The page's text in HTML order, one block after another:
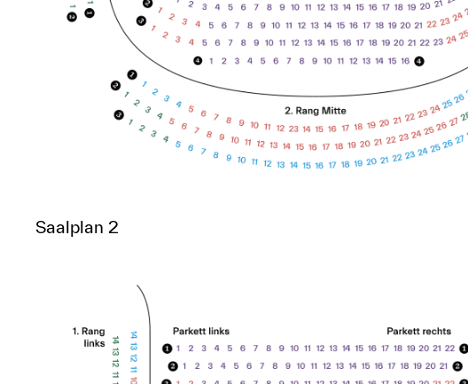
Saalplan 2